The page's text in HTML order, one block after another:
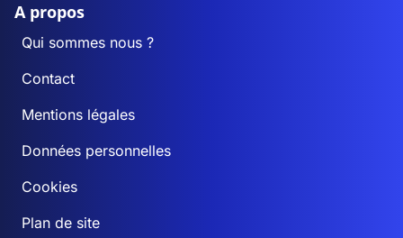
A propos
Qui sommes nous ?
Contact
Mentions légales
Données personnelles
Cookies
Plan de site